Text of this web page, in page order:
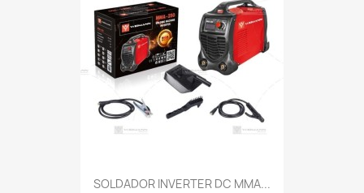
SOLDADOR INVERTER DC MMA...